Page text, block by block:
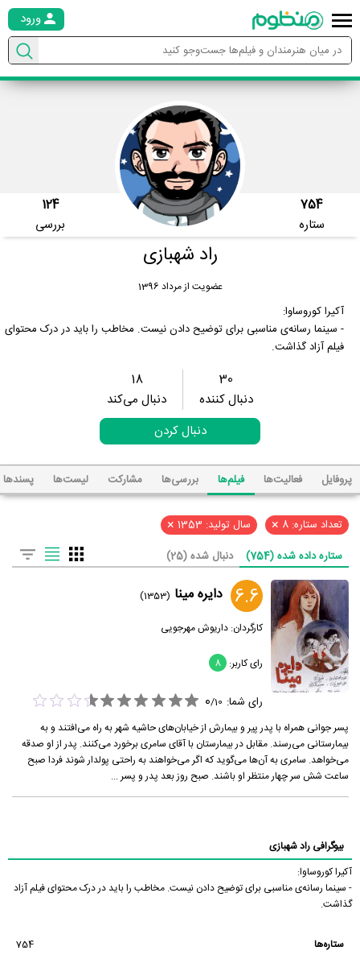
ورود
754
ستاره
124
بررسی
راد شهبازی
عضویت از مرداد 1396
آکیرا کوروساوا:
- سینما رسانه‌ی مناسبی برای توضیح دادن نیست. مخاطب را باید در درک محتوای
فیلم آزاد گذاشت.
30
دنبال کننده
18
دنبال می‌کند
دنبال کردن
پروفایل فعالیت‌ها فیلم‌ها بررسی‌ها مشارکت لیست‌ها پسند‌ها
تعداد ستاره: 8 × سال تولید: 1353 ×
ستاره داده شده (754) دنبال شده (25)
6.6 دایره مینا (1353)
کارگردان:داریوش مهرجویی
رای کاربر: 8
رای شما: 0/10
پسر جوانی همراه با پدر پیر و بیمارش از خیابان‌های حاشیه شهر به راه می‌افتند و به
بیمارستانی می‌رسند. مقابل در بیمارستان با آقای سامری برخورد می‌کنند. پدر از او صدقه
می‌خواهد. سامری به آن‌ها می‌گوید که اگر می‌خواهند به راحتی پولدار شوند فردا صبح
ساعت شش سر چهار منتظر او باشند. صبح روز بعد پدر و پسر ...
بیوگرافی راد شهبازی
آکیرا کوروساوا:
- سینما رسانه‌ی مناسبی برای توضیح دادن نیست. مخاطب را باید در درک محتوای فیلم آزاد
گذاشت.
ستاره‌ها 754